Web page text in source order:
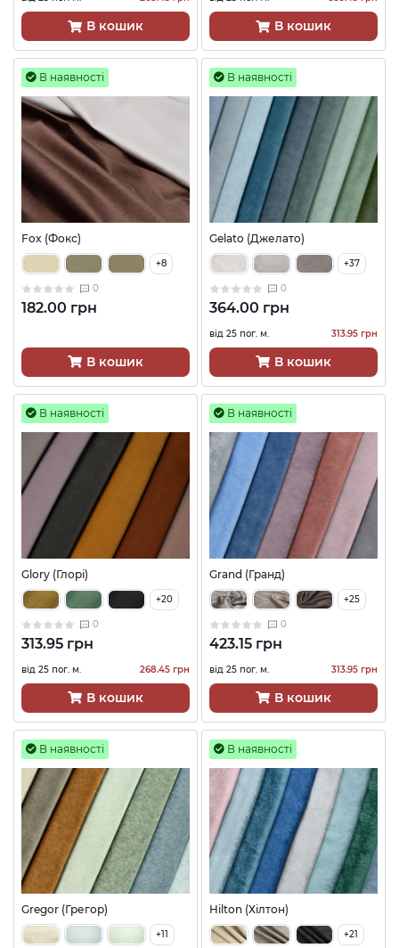
В кошик В кошик
В наявності
Fox (Фокс)
+8
0
182.00 грн
В кошик
В наявності
Gelato (Джелато)
+37
0
364.00 грн
від 25 пог. м. 313.95 грн
В кошик
В наявності
Glory (Глорі)
+20
0
313.95 грн
від 25 пог. м. 268.45 грн
В кошик
В наявності
Grand (Гранд)
+25
0
423.15 грн
від 25 пог. м. 313.95 грн
В кошик
В наявності
Gregor (Грегор)
+11
В наявності
Hilton (Хілтон)
+21